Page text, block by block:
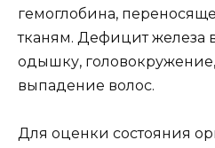
гемоглобина,
тканям. Дефицит железа
одышку,
выпадение волос.
Для оценки состояния